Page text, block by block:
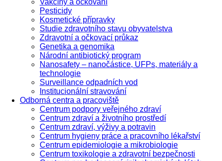
Vakcíny a očkování
Pesticidy
Kosmetické přípravky
Studie zdravotního stavu obyvatelstva
Zdravotní a očkovací průkaz
Genetika a genomika
Národní antibiotický program
Nanosafety – nanočástice, UFPs, materiály a
technologie
Surveillance odpadních vod
Institucionální stravování
Odborná centra a pracoviště
Centrum podpory veřejného zdraví
Centrum zdraví a životního prostředí
Centrum zdraví, výživy a potravin
Centrum hygieny práce a pracovního lékařství
Centrum epidemiologie a mikrobiologie
Centrum toxikologie a zdravotní bezpečnosti